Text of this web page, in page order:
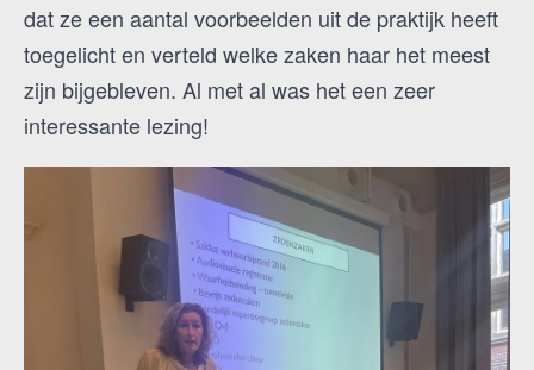
dat ze een aantal voorbeelden uit de praktijk heeft
toegelicht en verteld welke zaken haar het meest
zijn bijgebleven. Al met al was het een zeer
interessante lezing!